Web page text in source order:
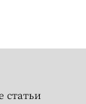
статьи